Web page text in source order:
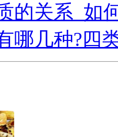
的关系_如
哪几种?四